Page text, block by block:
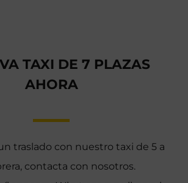
TAXI DE 7 PLAZAS
AHORA
traslado con nuestro taxi de 5 a
contacta con nosotros.